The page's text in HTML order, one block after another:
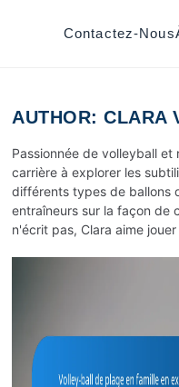
Contactez-Nous
AUTHOR: CLARA
Passionnée de volleyball
carrière à explorer les
différents types de ballons
entraîneurs sur la façon de
n'écrit pas, Clara aime